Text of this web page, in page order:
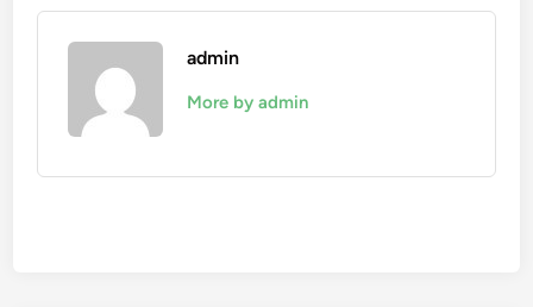
admin
More by admin